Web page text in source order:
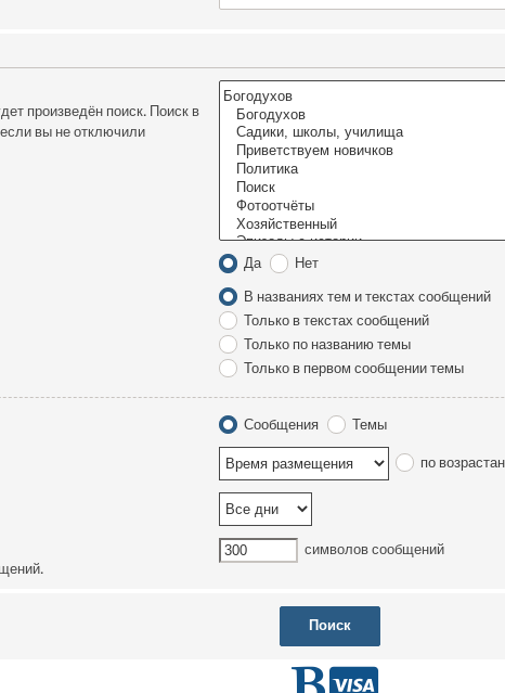
произведён поиск. Поиск в
вы не отключили
Да Нет
В названиях тем и текстах сообщений
Только в текстах сообщений
Только по названию темы
Только в первом сообщении темы
Сообщения Темы
по
символов сообщений
Г D